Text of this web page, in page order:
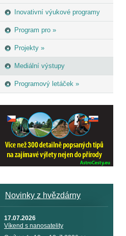
Inovativní výukové programy
Program pro »
Projekty »
Mediální výstupy
Programový letáček »
Novinky z hvězdárny
17.07.2026
Víkend s nanosatelity